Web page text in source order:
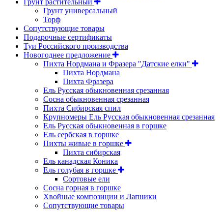
Грунт универсальный
Торф
Сопутствующие товары
Подарочные сертификаты
Туи Российского производства
Новогоднее предложение
Пихта Нордмана и Фразера "Датские елки"
Пихта Нордмана
Пихта Фразера
Ель Русская обыкновенная срезанная
Сосна обыкновенная срезанная
Пихта Сибирская спил
Крупномеры Ель Русская обыкновенная срезанная
Ель Русская обыкновенная в горшке
Ель сербская в горшке
Пихты живые в горшке
Пихта сибирская
Ель канадская Коника
Ель голубая в горшке
Сортовые ели
Сосна горная в горшке
Хвойные композиции и Лапники
Сопутствующие товары